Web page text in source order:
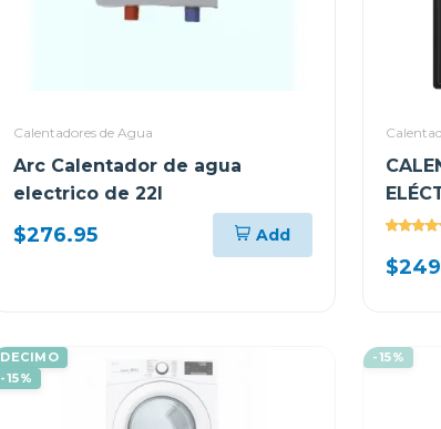
Calentadores de Agua
Arc Calentador de agua
electrico de 22l
$276.95 Add
DECIMO
-15%
-15%